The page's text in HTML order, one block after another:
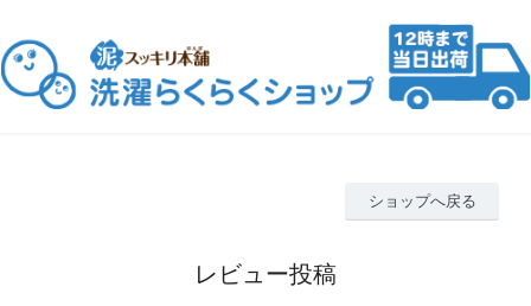
ショップへ戻る
レビュー投稿